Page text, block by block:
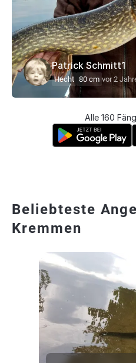
Patrick Schmitt1
Hecht 80 cm vor 2
Alle 160
Beliebteste
Kremmen